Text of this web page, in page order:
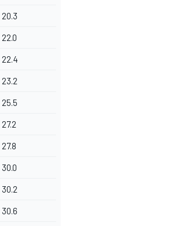
20.3
22.0
22.4
23.2
25.5
27.2
27.8
30.0
30.2
30.6